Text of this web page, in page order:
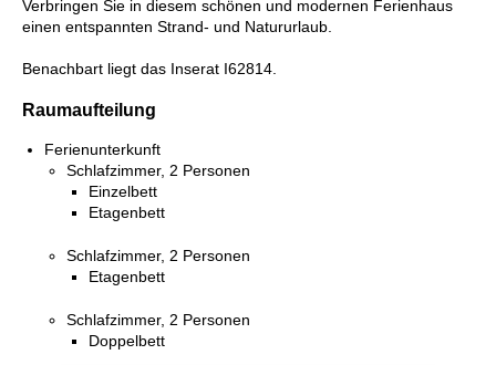
Verbringen Sie in diesem schönen und modernen Ferienhaus
einen entspannten Strand- und Natururlaub.
Benachbart liegt das Inserat I62814.
Raumaufteilung
Ferienunterkunft
Schlafzimmer, 2 Personen
Einzelbett
Etagenbett
Schlafzimmer, 2 Personen
Etagenbett
Schlafzimmer, 2 Personen
Doppelbett